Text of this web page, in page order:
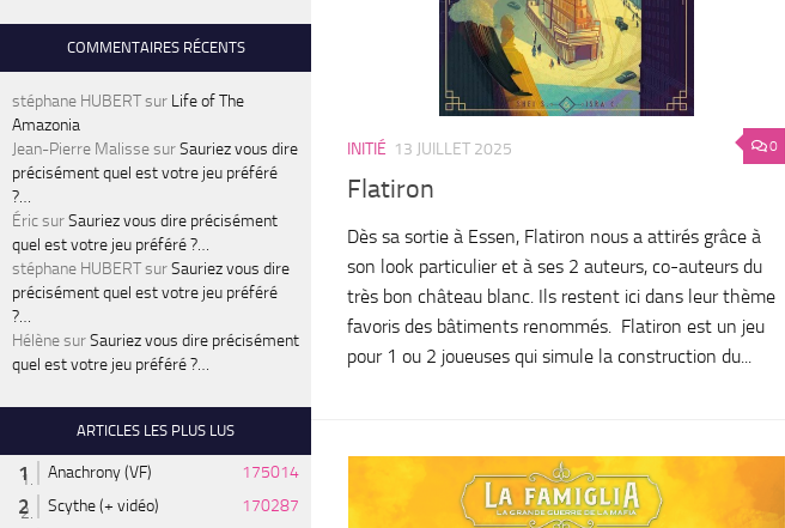
0
INITIÉ 13 JUILLET 2025
Flatiron
Dès sa sortie à Essen, Flatiron nous a attirés grâce à
son look particulier et à ses 2 auteurs, co-auteurs du
très bon château blanc. Ils restent ici dans leur thème
favoris des bâtiments renommés. Flatiron est un jeu
pour 1 ou 2 joueuses qui simule la construction du...
COMMENTAIRES RÉCENTS
stéphane HUBERTsur Life of The
Amazonia
Jean-Pierre MalissesurSauriez vous dire
précisément quel est votre jeu préféré
?…
ÉricsurSauriez vous dire précisément
quel est votre jeu préféré ?…
stéphane HUBERTsurSauriez vous dire
précisément quel est votre jeu préféré
?…
HélènesurSauriez vous dire précisément
quel est votre jeu préféré ?…
ARTICLES LES PLUS LUS
Anachrony (VF)
175014
Scythe (+ vidéo)
170287